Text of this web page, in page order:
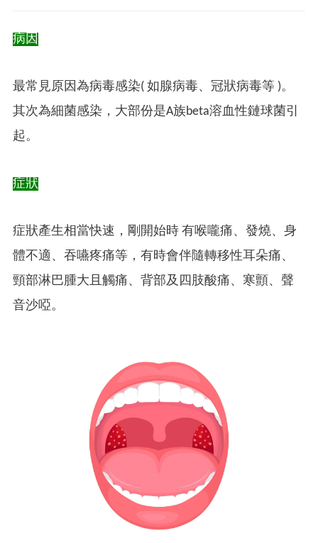
病因
最常見原因為病毒感染( 如腺病毒、冠狀病毒等 )。
其次為細菌感染，大部份是A族beta溶血性鏈球菌引
起。
症狀
症狀產生相當快速，剛開始時 有喉嚨痛、發燒、身
體不適、吞嚥疼痛等，有時會伴隨轉移性耳朵痛、
頸部淋巴腫大且觸痛、 背部及四肢酸痛、寒顫、聲
音沙啞。